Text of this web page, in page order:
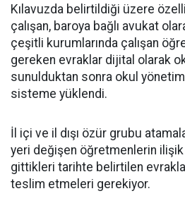
Kılavuzda belirtildiği üzere
çalışan, baroya bağlı avukat
çeşitli kurumlarında çalışan
gereken evraklar dijital olarak
sunulduktan sonra okul
sisteme yüklendi.
İl içi ve il dışı özür grubu
yeri değişen öğretmenlerin
gittikleri tarihte belirtilen
teslim etmeleri gerekiyor.